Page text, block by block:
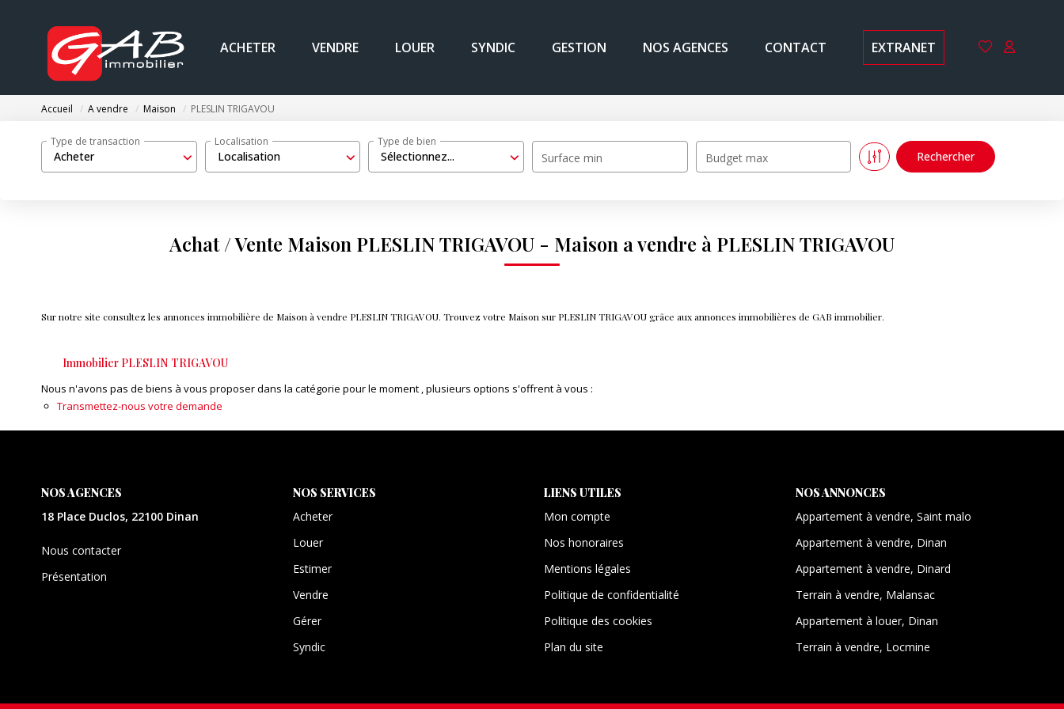
ACHETER VENDRE LOUER SYNDIC GESTION NOS AGENCES CONTACT EXTRANET
Accueil A vendre Maison PLESLIN TRIGAVOU
Acheter
Type de transaction
Localisation
Localisation
Sélectionnez...
Type de bien
Surface min Budget max
Achat / Vente Maison PLESLIN TRIGAVOU - Maison a vendre à PLESLIN TRIGAVOU
Sur notre site consultez les annonces immobilière de Maison à vendre PLESLIN TRIGAVOU. Trouvez votre Maison sur PLESLIN TRIGAVOU grâce aux annonces immobilières de GAB immobilier.
Immobilier PLESLIN TRIGAVOU
Nous n'avons pas de biens à vous proposer dans la catégorie pour le moment , plusieurs options s'offrent à vous :
Transmettez-nous votre demande
NOS AGENCES
18 Place Duclos, 22100 Dinan
Nous contacter
Présentation
NOS SERVICES
Acheter
Louer
Estimer
Vendre
Gérer
Syndic
LIENS UTILES
Mon compte
Nos honoraires
Mentions légales
Politique de confidentialité
Politique des cookies
Plan du site
NOS ANNONCES
Appartement à vendre, Saint malo
Appartement à vendre, Dinan
Appartement à vendre, Dinard
Terrain à vendre, Malansac
Appartement à louer, Dinan
Terrain à vendre, Locmine